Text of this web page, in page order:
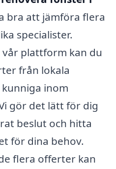
bra att jämföra flera
specialister.
plattform kan du
från lokala
inom
gör det lätt för dig
beslut och hitta
för dina behov.
flera offerter kan